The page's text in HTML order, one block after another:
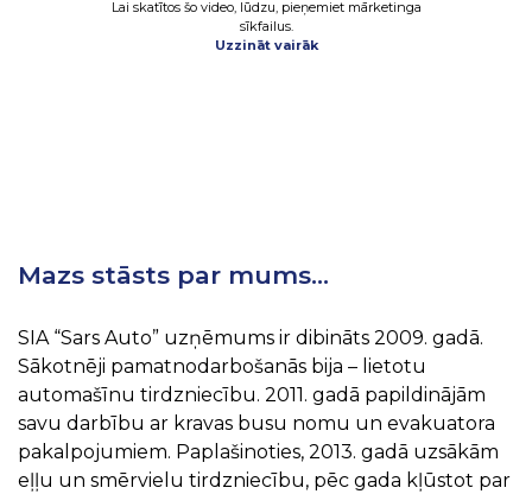
Lai skatītos šo video, lūdzu, pieņemiet mārketinga
sīkfailus.
Uzzināt vairāk
Mazs stāsts par mums…
SIA “Sars Auto” uzņēmums ir dibināts 2009. gadā.
Sākotnēji pamatnodarbošanās bija – lietotu
automašīnu tirdzniecību. 2011. gadā papildinājām
savu darbību ar kravas busu nomu un evakuatora
pakalpojumiem. Paplašinoties, 2013. gadā uzsākām
eļļu un smērvielu tirdzniecību, pēc gada kļūstot par